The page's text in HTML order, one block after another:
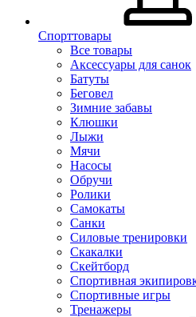
Спорттовары
Все товары
Аксессуары для санок
Батуты
Беговел
Зимние забавы
Клюшки
Лыжи
Мячи
Насосы
Обручи
Ролики
Самокаты
Санки
Силовые тренировки
Скакалки
Скейтборд
Спортивная
Спортивные игры
Тренажеры